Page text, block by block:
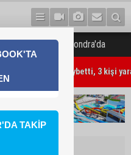
Ertuğruloğlu Londra'da
Obalı hayatını kaybetti, 3 kişi
TAKİP